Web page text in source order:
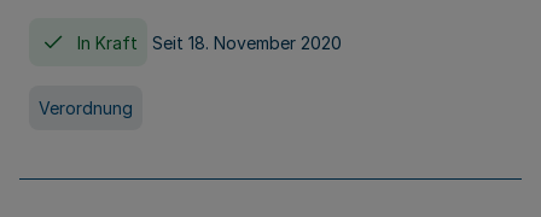
In Kraft Seit 18. November 2020
Verordnung